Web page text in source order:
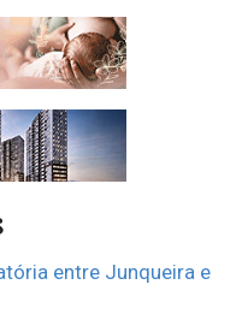
entre Junqueira e